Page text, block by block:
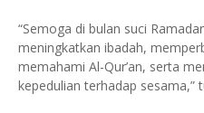
“Semoga di bulan suci
meningkatkan ibadah,
memahami Al-Qur’an, serta
kepedulian terhadap sesama,”